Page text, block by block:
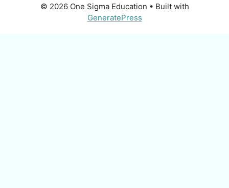
© 2026 One Sigma Education • Built with
GeneratePress